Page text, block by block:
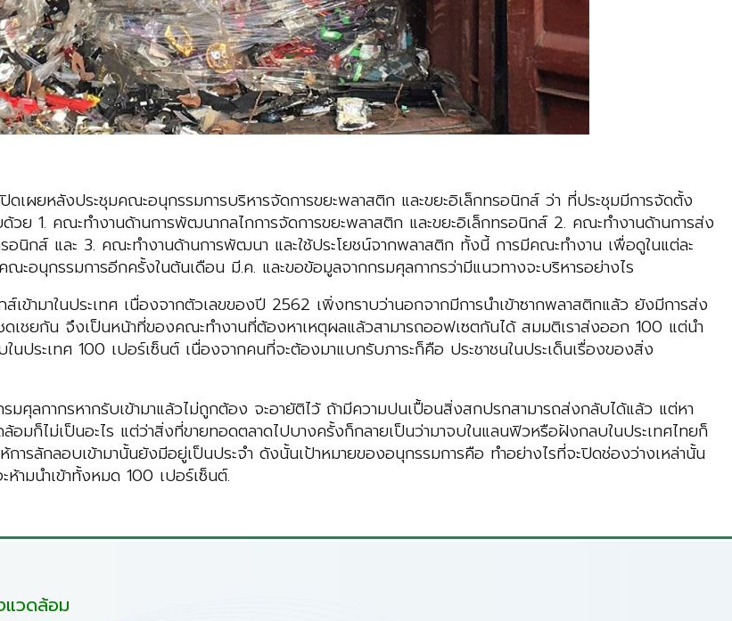
เผยหลังประชุมคณะอนุกรรมการบริหารจัดการขยะพลาสติก และขยะอิเล็กทรอนิกส์ ว่า ที่ประชุมมีการจัดตั้ง
1. คณะทำงานด้านการพัฒนากลไกการจัดการขยะพลาสติก และขยะอิเล็กทรอนิกส์ 2. คณะทำงานด้านการส่ง
อนิกส์ และ 3. คณะทำงานด้านการพัฒนา และใช้ประโยชน์จากพลาสติก ทั้งนี้ การมีคณะทำงาน เพื่อดูในแต่ละ
อนุกรรมการอีกครั้งในต้นเดือน มี.ค. และขอข้อมูลจากกรมศุลกากรว่ามีแนวทางจะบริหารอย่างไร
เข้ามาในประเทศ เนื่องจากตัวเลขของปี 2562 เพิ่งทราบว่านอกจากมีการนำเข้าซากพลาสติกแล้ว ยังมีการส่ง
เชยกัน จึงเป็นหน้าที่ของคณะทำงานที่ต้องหาเหตุผลแล้วสามารถออฟเซตกันได้ สมมติเราส่งออก 100 แต่นำ
ประเทศ 100 เปอร์เซ็นต์ เนื่องจากคนที่จะต้องมาแบกรับภาระก็คือ ประชาชนในประเด็นเรื่องของสิ่ง
มศุลกากรหากรับเข้ามาแล้วไม่ถูกต้อง จะอายัติไว้ ถ้ามีความปนเปื้อนสิ่งสกปรกสามารถส่งกลับได้แล้ว แต่หา
ก็ไม่เป็นอะไร แต่ว่าสิ่งที่ขายทอดตลาดไปบางครั้งก็กลายเป็นว่ามาจบในแลนฟิวหรือฝังกลบในประเทศไทยก็
รลักลอบเข้ามานั้นยังมีอยู่เป็นประจำ ดังนั้นเป้าหมายของอนุกรรมการคือ ทำอย่างไรที่จะปิดช่องว่างเหล่านั้น
ามนำเข้าทั้งหมด 100 เปอร์เซ็นต์.
แวดล้อม